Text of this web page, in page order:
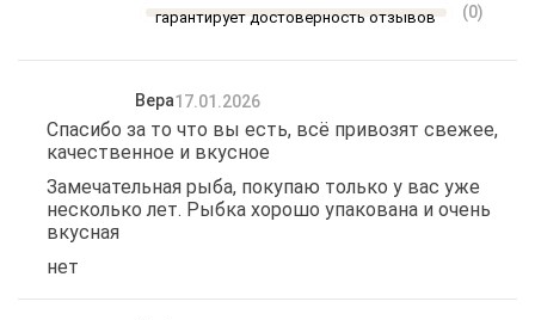
(0)
гарантирует достоверность отзывов
Вера17.01.2026
Спасибо за то что вы есть, всё привозят свежее,
качественное и вкусное
Замечательная рыба, покупаю только у вас уже
несколько лет. Рыбка хорошо упакована и очень
вкусная
нет